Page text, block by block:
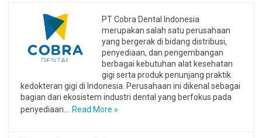
PT Cobra Dental Indonesia
merupakan salah satu perusahaan
yang bergerak di bidang distribusi,
penyediaan, dan pengembangan
berbagai kebutuhan alat kesehatan
gigi serta produk penunjang praktik
kedokteran gigi di Indonesia. Perusahaan ini dikenal sebagai
bagian dari ekosistem industri dental yang berfokus pada
penyediaan…
Read More »